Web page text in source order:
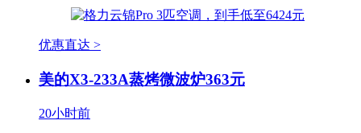
优惠直达 >
美的X3-233A蒸烤微波炉363元
20小时前